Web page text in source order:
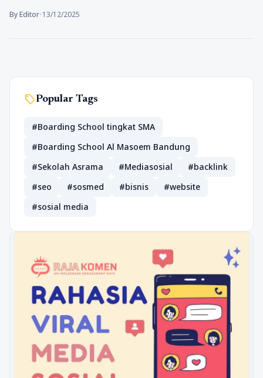
By Editor•13/12/2025
sellPopular Tags
#Boarding School tingkat SMA
#Boarding School Al Masoem Bandung
#Sekolah Asrama
#Mediasosial
#backlink
#seo
#sosmed #bisnis
#website
#sosial media